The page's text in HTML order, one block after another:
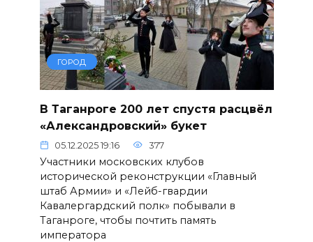
ГОРОД
В Таганроге 200 лет спустя расцвёл
«Александровский» букет
05.12.2025 19:16 377
Участники московских клубов
исторической реконструкции «Главный
штаб Армии» и «Лейб-гвардии
Кавалергардский полк» побывали в
Таганроге, чтобы почтить память
императора